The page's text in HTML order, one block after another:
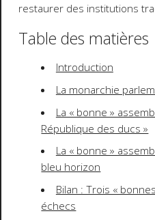
restaurer des institutions
Table des matières
Introduction
La monarchie
La « bonne »
République des ducs »
La « bonne »
bleu horizon
Bilan : Trois «
échecs